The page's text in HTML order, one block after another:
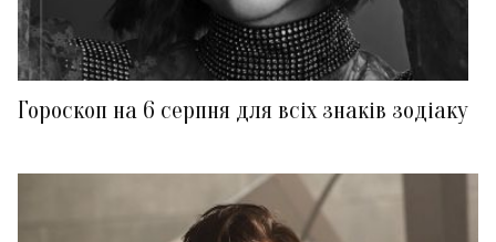
Гороскоп на 6 серпня для всіх знаків зодіаку